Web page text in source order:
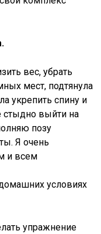
вес, убрать
мест, подтянула
укрепить спину и
стыдно выйти на
позу
Я очень
и всем
упражнение